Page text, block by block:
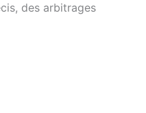
des arbitrages